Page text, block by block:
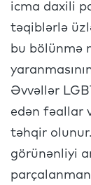
icma daxili
təqiblərlə
bu bölünmə
Əvvəllər
edən fəallar
təhqir
görünənliyi